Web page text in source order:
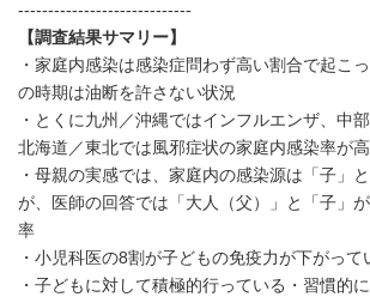
-----------------------------
【調査結果サマリー】
・家庭内感染は感染症問わず高い割合で起こ
の時期は油断を許さない状況
・とくに九州／沖縄ではインフルエンザ、中
北海道／東北では風邪症状の家庭内感染率が
・母親の実感では、家庭内の感染源は「子」
が、医師の回答では「大人（父）」と「子」
率
・小児科医の8割が子どもの免疫力が下がって
・子どもに対して積極的行っている・習慣的